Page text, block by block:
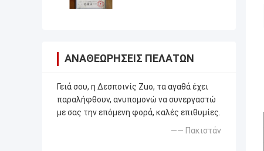
ΑΝΑΘΕΩΡΉΣΕΙΣ ΠΕΛΑΤΏΝ
Γειά σου, η Δεσποινίς Zuo, τα αγαθά έχει
παραλήφθουν, ανυπομονώ να συνεργαστώ
με σας την επόμενη φορά, καλές επιθυμίες.
—— Πακιστάν